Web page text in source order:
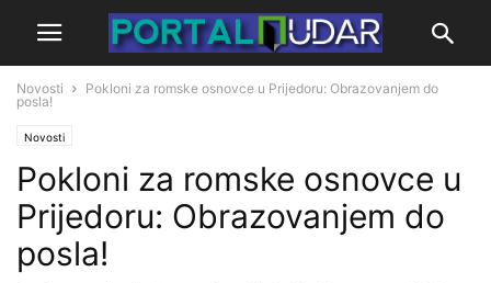
Novosti
Pokloni za romske osnovce u Prijedoru: Obrazovanjem do
posla!
Novosti
Pokloni za romske osnovce u
Prijedoru: Obrazovanjem do
posla!